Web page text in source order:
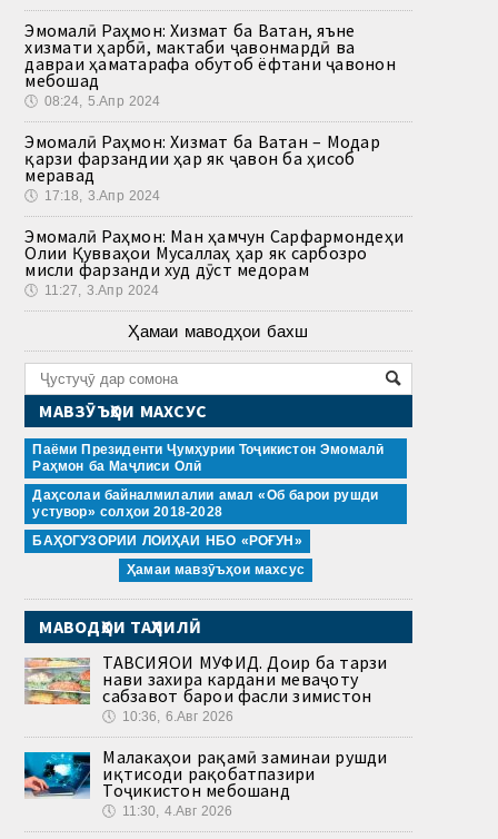
Эмомалӣ Раҳмон: Хизмат ба Ватан, яъне
хизмати ҳарбӣ, мактаби ҷавонмардӣ ва
давраи ҳаматарафа обутоб ёфтани ҷавонон
мебошад
🕔 08:24, 5.Апр 2024
Эмомалӣ Раҳмон: Хизмат ба Ватан – Модар
қарзи фарзандии ҳар як ҷавон ба ҳисоб
меравад
🕔 17:18, 3.Апр 2024
Эмомалӣ Раҳмон: Ман ҳамчун Сарфармондеҳи
Олии Қувваҳои Мусаллаҳ ҳар як сарбозро
мисли фарзанди худ дӯст медорам
🕔 11:27, 3.Апр 2024
Ҳамаи маводҳои бахш
МАВЗӮЪҲОИ МАХСУС
Паёми Президенти Ҷумҳурии Тоҷикистон Эмомалӣ
Раҳмон ба Маҷлиси Олӣ
Даҳсолаи байналмилалии амал «Об барои рушди
устувор» солҳои 2018-2028
БАҲОГУЗОРИИ ЛОИҲАИ НБО «РОҒУН»
Ҳамаи мавзӯъҳои махсус
МАВОДҲОИ ТАҲЛИЛӢ
ТАВСИЯҲОИ МУФИД. Доир ба тарзи
нави захира кардани меваҷоту
сабзавот барои фасли зимистон
🕔 10:36, 6.Авг 2026
Малакаҳои рақамӣ заминаи рушди
иқтисоди рақобатпазири
Тоҷикистон мебошанд
🕔 11:30, 4.Авг 2026